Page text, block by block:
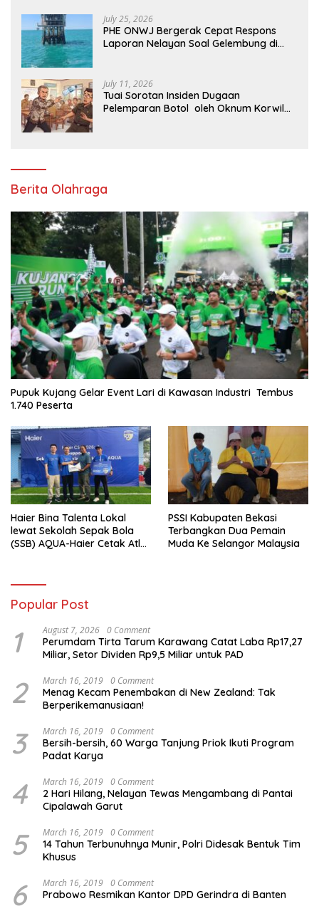
July 25, 2026
PHE ONWJ Bergerak Cepat Respons
Laporan Nelayan Soal Gelembung di
July 11, 2026
Tuai Sorotan Insiden Dugaan
Pelemparan Botol oleh Oknum Korwil
Berita Olahraga
Pupuk Kujang Gelar Event Lari di Kawasan Industri Tembus
1.740 Peserta
Haier Bina Talenta Lokal
lewat Sekolah Sepak Bola
(SSB) AQUA-Haier Cetak Atlet
PSSI Kabupaten Bekasi
Terbangkan Dua Pemain
Muda Ke Selangor Malaysia
Popular Post
1 August 7, 2026 0 Comment
Perumdam Tirta Tarum Karawang Catat Laba Rp17,27
Miliar, Setor Dividen Rp9,5 Miliar untuk PAD
2 March 16, 2019 0 Comment
Menag Kecam Penembakan di New Zealand: Tak
Berperikemanusiaan!
3 March 16, 2019 0 Comment
Bersih-bersih, 60 Warga Tanjung Priok Ikuti Program
Padat Karya
4 March 16, 2019 0 Comment
2 Hari Hilang, Nelayan Tewas Mengambang di Pantai
Cipalawah Garut
5 March 16, 2019 0 Comment
14 Tahun Terbunuhnya Munir, Polri Didesak Bentuk Tim
Khusus
6 March 16, 2019 0 Comment
Prabowo Resmikan Kantor DPD Gerindra di Banten